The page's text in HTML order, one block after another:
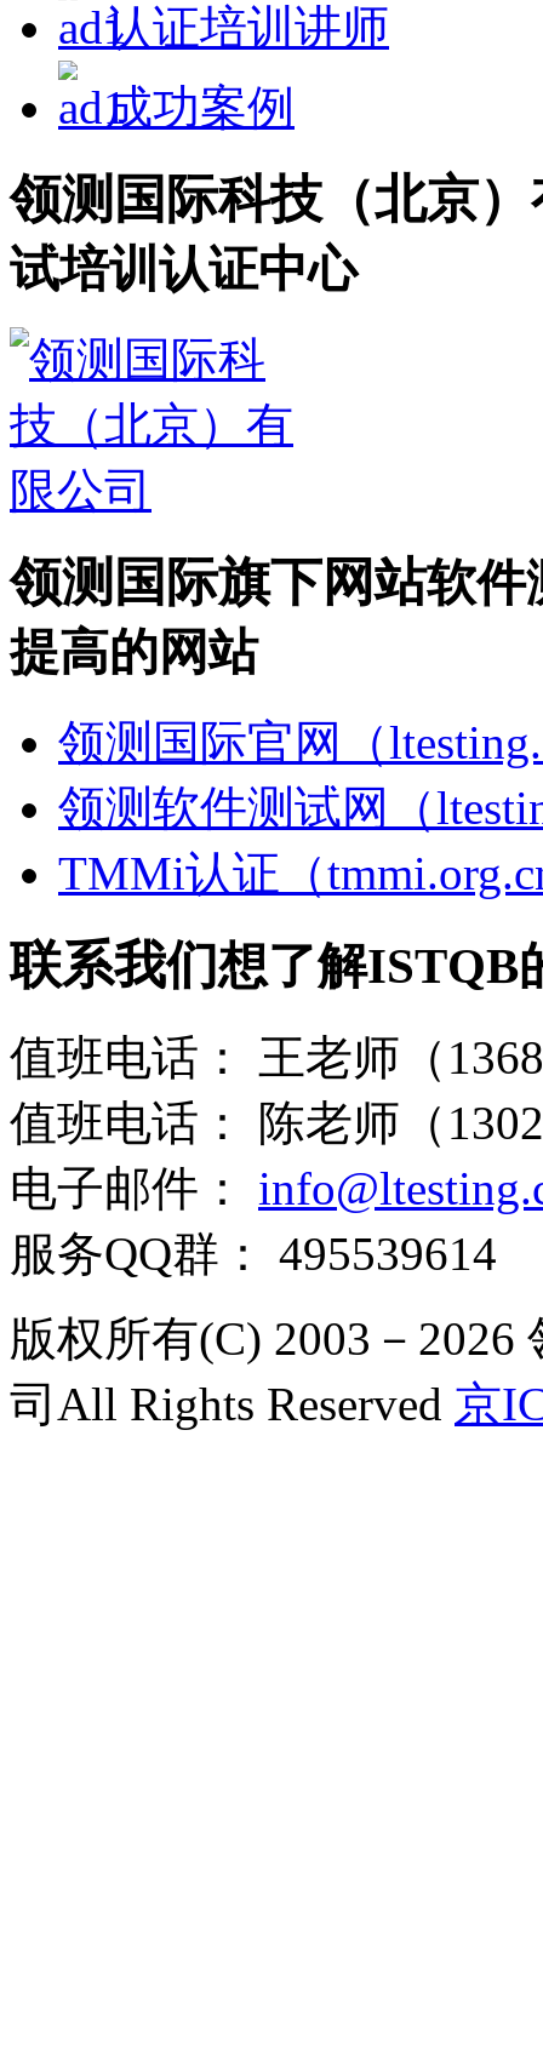
认证培训讲师
成功案例
领测国际科技（北京
试培训认证中心
领测国际旗下网站软件
提高的网站
领测国际官网（
领测软件测试网（
TMMi认证（
联系我们想了解ISTQB
值班电话：
王老师（
值班电话：
陈老师（
电子邮件：
服务QQ群：
495539614
版权所有(C) 2003－
司All Rights Reserved 京